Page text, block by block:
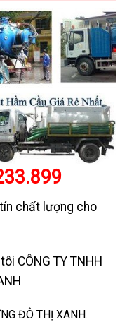
chất lượng cho
CÔNG TY TNHH
ĐÔ THỊ XANH.